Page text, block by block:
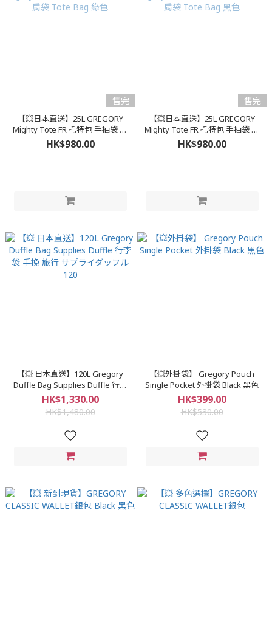
售完
【💥日本直送】25L GREGORY
Mighty Tote FR 托特包 手抽袋 單
肩袋 Tote Bag 綠色
HK$980.00
售完
【💥日本直送】25L GREGORY
Mighty Tote FR 托特包 手抽袋 單
肩袋 Tote Bag 黑色
HK$980.00
【💥 日本直送】120L Gregory
Duffle Bag Supplies Duffle 行李
120
HK$1,330.00
HK$1,480.00
【💥外掛袋】 Gregory Pouch
Single Pocket 外掛袋 Black 黑色
HK$399.00
HK$530.00